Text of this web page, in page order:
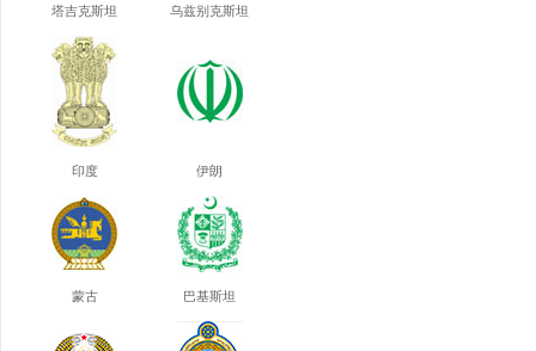
塔吉克斯坦 乌兹别克斯坦
印度 伊朗
蒙古 巴基斯坦